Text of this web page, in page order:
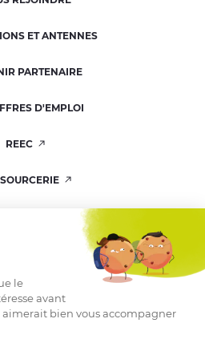
ET ANTENNES
PARTENAIRE
D'EMPLOI
REEC
COMMUNICATION
PRESSE
le
avant
aimerait bien vous accompagner